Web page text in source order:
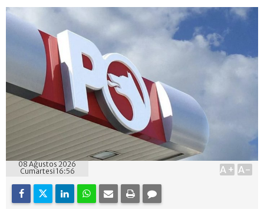
08 Ağustos 2026
Cumartesi 16:56
A+ A-